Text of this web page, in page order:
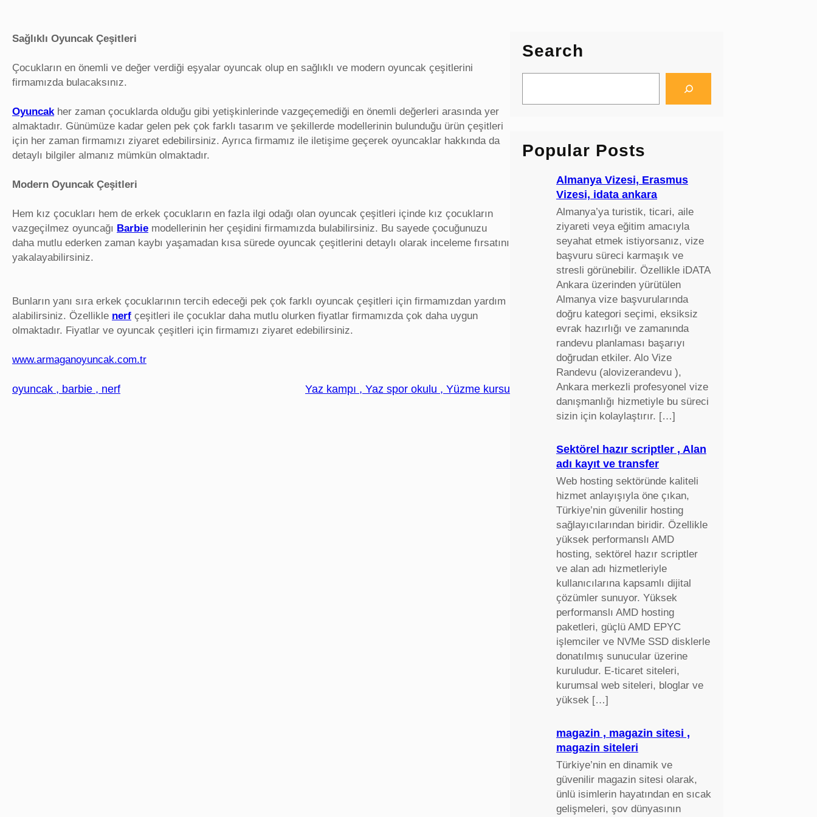
Sağlıklı Oyuncak Çeşitleri
Çocukların en önemli ve değer verdiği eşyalar oyuncak olup en sağlıklı ve modern oyuncak çeşitlerini
firmamızda bulacaksınız.
Oyuncakher zaman çocuklarda olduğu gibi yetişkinlerinde vazgeçemediği en önemli değerleri arasında yer
almaktadır. Günümüze kadar gelen pek çok farklı tasarım ve şekillerde modellerinin bulunduğu ürün çeşitleri
için her zaman firmamızı ziyaret edebilirsiniz. Ayrıca firmamız ile iletişime geçerek oyuncaklar hakkında da
detaylı bilgiler almanız mümkün olmaktadır.
Modern Oyuncak Çeşitleri
Hem kız çocukları hem de erkek çocukların en fazla ilgi odağı olan oyuncak çeşitleri içinde kız çocukların
vazgeçilmez oyuncağı Barbie modellerinin her çeşidini firmamızda bulabilirsiniz. Bu sayede çocuğunuzu
daha mutlu ederken zaman kaybı yaşamadan kısa sürede oyuncak çeşitlerini detaylı olarak inceleme fırsatını
yakalayabilirsiniz.
Bunların yanı sıra erkek çocuklarının tercih edeceği pek çok farklı oyuncak çeşitleri için firmamızdan yardım
alabilirsiniz. Özellikle nerf çeşitleri ile çocuklar daha mutlu olurken fiyatlar firmamızda çok daha uygun
olmaktadır. Fiyatlar ve oyuncak çeşitleri için firmamızı ziyaret edebilirsiniz.
www.armaganoyuncak.com.tr
oyuncak , barbie , nerf Yaz kampı , Yaz spor okulu , Yüzme kursu
Search
a
h
Popular Posts
Almanya Vizesi, Erasmus
Vizesi, idata ankara
Almanya’ya turistik, ticari, aile
ziyareti veya eğitim amacıyla
seyahat etmek istiyorsanız, vize
başvuru süreci karmaşık ve
stresli görünebilir. Özellikle iDATA
Ankara üzerinden yürütülen
Almanya vize başvurularında
doğru kategori seçimi, eksiksiz
evrak hazırlığı ve zamanında
randevu planlaması başarıyı
doğrudan etkiler. Alo Vize
Randevu (alovizerandevu ),
Ankara merkezli profesyonel vize
danışmanlığı hizmetiyle bu süreci
sizin için kolaylaştırır. […]
Sektörel hazır scriptler , Alan
adı kayıt ve transfer
Web hosting sektöründe kaliteli
hizmet anlayışıyla öne çıkan,
Türkiye’nin güvenilir hosting
sağlayıcılarından biridir. Özellikle
yüksek performanslı AMD
hosting, sektörel hazır scriptler
ve alan adı hizmetleriyle
kullanıcılarına kapsamlı dijital
çözümler sunuyor. Yüksek
performanslı AMD hosting
paketleri, güçlü AMD EPYC
işlemciler ve NVMe SSD disklerle
donatılmış sunucular üzerine
kuruludur. E-ticaret siteleri,
kurumsal web siteleri, bloglar ve
yüksek […]
magazin , magazin sitesi ,
magazin siteleri
Türkiye’nin en dinamik ve
güvenilir magazin sitesi olarak,
ünlü isimlerin hayatından en sıcak
gelişmeleri, şov dünyasının